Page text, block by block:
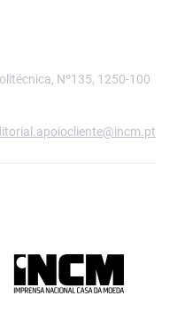
Nº135, 1250-100